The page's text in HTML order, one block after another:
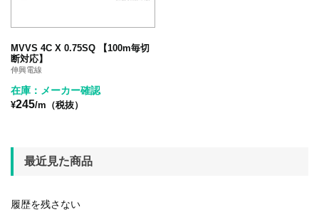
MVVS 4C X 0.75SQ 【100m毎切
断対応】
伸興電線
在庫：メーカー確認
¥245/m（税抜）
最近見た商品
履歴を残さない